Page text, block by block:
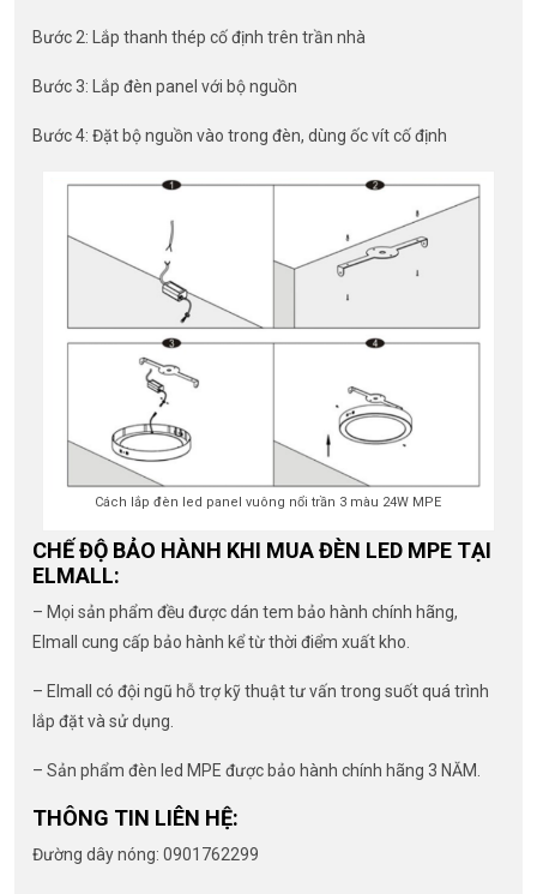
Bước 2: Lắp thanh thép cố định trên trần nhà
Bước 3: Lắp đèn panel với bộ nguồn
Bước 4: Đặt bộ nguồn vào trong đèn, dùng ốc vít cố định
Cách lắp đèn led panel vuông nổi trần 3 màu 24W MPE
CHẾ ĐỘ BẢO HÀNH KHI MUA ĐÈN LED MPE TẠI
ELMALL:
– Mọi sản phẩm đều được dán tem bảo hành chính hãng,
Elmall cung cấp bảo hành kể từ thời điểm xuất kho.
– Elmall có đội ngũ hỗ trợ kỹ thuật tư vấn trong suốt quá trình
lắp đặt và sử dụng.
– Sản phẩm đèn led MPE được bảo hành chính hãng 3 NĂM.
THÔNG TIN LIÊN HỆ:
Đường dây nóng: 0901762299